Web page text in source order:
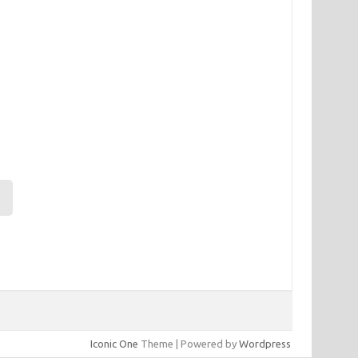
Iconic One Theme | Powered by Wordpress